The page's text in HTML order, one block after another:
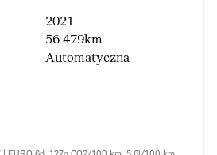
2021
56 479km
Automatyczna